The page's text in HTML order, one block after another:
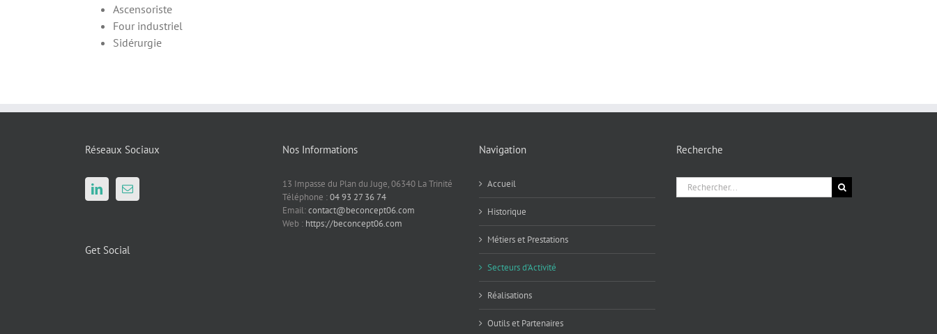
Ascensoriste
Four industriel
Sidérurgie
Réseaux Sociaux
Get Social
Nos Informations
13 Impasse du Plan du Juge, 06340 La Trinité
Téléphone :04 93 27 36 74
Email:contact@beconcept06.com
Web : https://beconcept06.com
Navigation
Accueil
Historique
Métiers et Prestations
Secteurs d’Activité
Réalisations
Outils et Partenaires
Recherche
Rechercher: